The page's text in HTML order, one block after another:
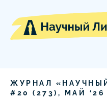
ЖУРНАЛ
# 20 ( 273), МАЙ ‘26